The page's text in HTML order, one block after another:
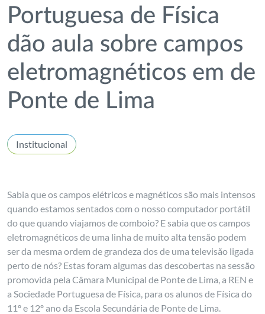
Portuguesa de Física
dão aula sobre campos
eletromagnéticos em de
Ponte de Lima
Institucional
Sabia que os campos elétricos e magnéticos são mais intensos
quando estamos sentados com o nosso computador portátil
do que quando viajamos de comboio? E sabia que os campos
eletromagnéticos de uma linha de muito alta tensão podem
ser da mesma ordem de grandeza dos de uma televisão ligada
perto de nós? Estas foram algumas das descobertas na sessão
promovida pela Câmara Municipal de Ponte de Lima, a REN e
a Sociedade Portuguesa de Física, para os alunos de Física do
11º e 12º ano da Escola Secundária de Ponte de Lima.